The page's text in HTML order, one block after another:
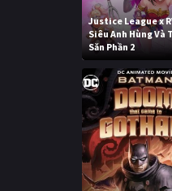
Justice League x
Siêu Anh Hùng Và
Săn Phần 2